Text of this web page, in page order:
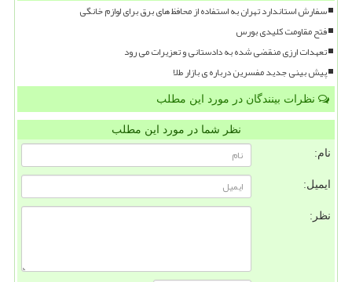
سفارش استاندارد تهران به استفاده از محافظ های برق برای لوازم خانگی
فتح مقاومت کلیدی بورس
تعهدات ارزی منقضی شده به دادستانی و تعزیرات می رود
پیش بینی جدید مفسرین درباره ی بازار طلا
نظرات بینندگان در مورد این مطلب
نظر شما در مورد این مطلب
نام:
ایمیل:
نظر: